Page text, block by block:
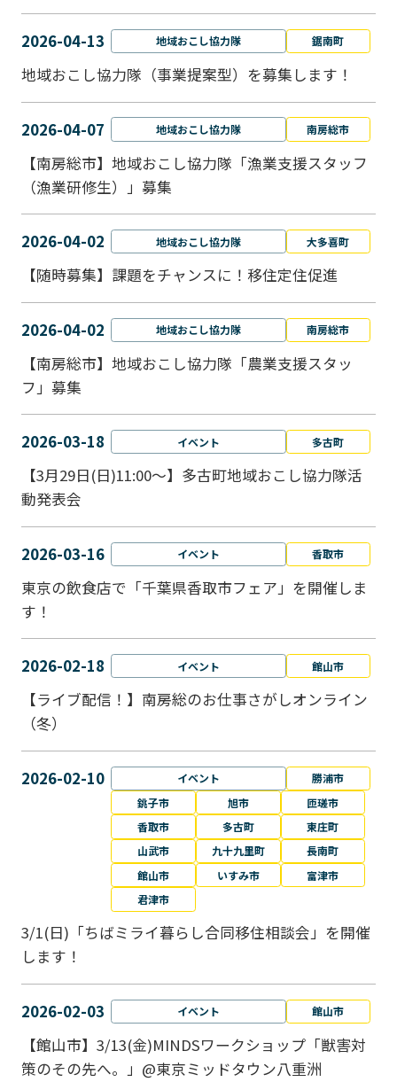
2026-04-13 地域おこし協力隊 鋸南町
地域おこし協力隊（事業提案型）を募集します！
2026-04-07 地域おこし協力隊 南房総市
【南房総市】地域おこし協力隊「漁業支援スタッフ
（漁業研修生）」募集
2026-04-02 地域おこし協力隊 大多喜町
【随時募集】課題をチャンスに！移住定住促進
2026-04-02 地域おこし協力隊 南房総市
【南房総市】地域おこし協力隊「農業支援スタッ
フ」募集
2026-03-18 イベント 多古町
【3月29日(日)11:00～】多古町地域おこし協力隊活
動発表会
2026-03-16 イベント 香取市
東京の飲食店で「千葉県香取市フェア」を開催しま
す！
2026-02-18 イベント 館山市
【ライブ配信！】南房総のお仕事さがしオンライン
（冬）
2026-02-10 イベント
勝浦市
銚子市
旭市
匝瑳市
香取市
多古町
東庄町
山武市
九十九里町
長南町
館山市
いすみ市
富津市
君津市
3/1(日)「ちばミライ暮らし合同移住相談会」を開催
します！
2026-02-03 イベント 館山市
【館山市】3/13(金)MINDSワークショップ「獣害対
策のその先へ。」@東京ミッドタウン八重洲